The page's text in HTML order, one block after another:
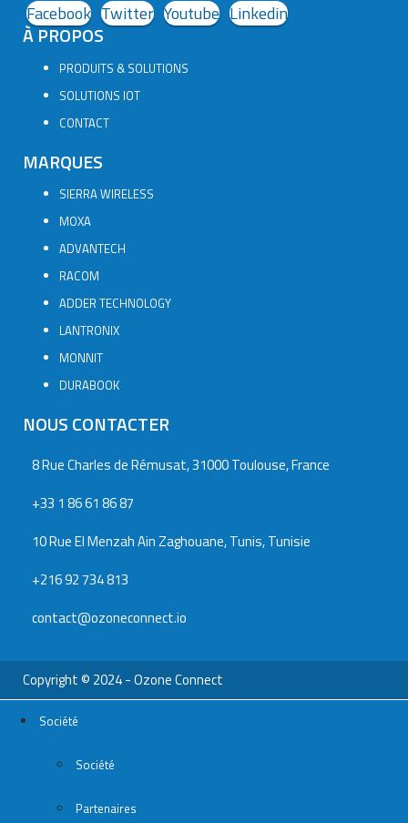
Facebook Twitter Youtube Linkedin
À PROPOS
PRODUITS & SOLUTIONS
SOLUTIONS IOT
CONTACT
MARQUES
SIERRA WIRELESS
MOXA
ADVANTECH
RACOM
ADDER TECHNOLOGY
LANTRONIX
MONNIT
DURABOOK
NOUS CONTACTER
8 Rue Charles de Rémusat, 31000 Toulouse, France
+33 1 86 61 86 87
10 Rue El Menzah Ain Zaghouane, Tunis, Tunisie
+216 92 734 813
contact@ozoneconnect.io
Copyright © 2024 - Ozone Connect
Société
Société
Partenaires